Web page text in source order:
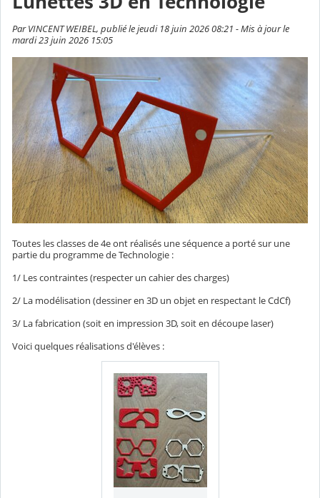
Par VINCENT WEIBEL, publié le jeudi 18 juin 2026 08:21 - Mis à jour le
mardi 23 juin 2026 15:05
Toutes les classes de 4e ont réalisés une séquence a porté sur une
partie du programme de Technologie :
1/ Les contraintes (respecter un cahier des charges)
2/ La modélisation (dessiner en 3D un objet en respectant le CdCf)
3/ La fabrication (soit en impression 3D, soit en découpe laser)
Voici quelques réalisations d'élèves :